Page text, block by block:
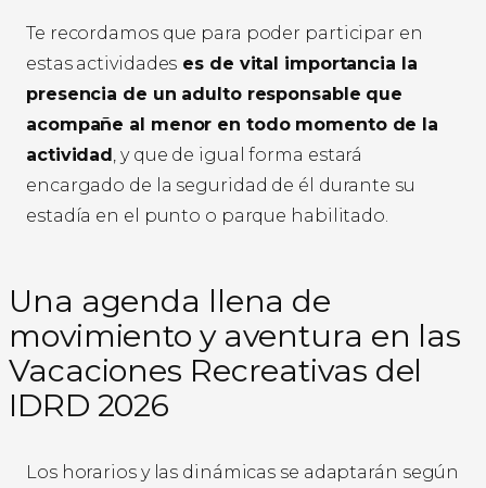
Te recordamos que para poder participar en
estas actividades es de vital importancia la
presencia de un adulto responsable que
acompañe al menor en todo momento de la
actividad , y que de igual forma estará
encargado de la seguridad de él durante su
estadía en el punto o parque habilitado.
Una agenda llena de
movimiento y aventura en las
Vacaciones Recreativas del
IDRD 2026
Los horarios y las dinámicas se adaptarán según